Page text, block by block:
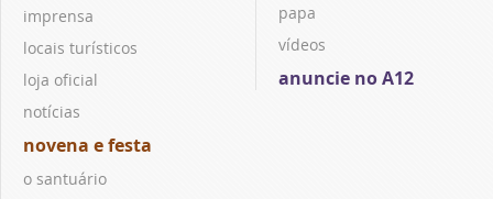
imprensa
locais turísticos
loja oficial
notícias
novena e festa
o santuário
papa
vídeos
anuncie no A12